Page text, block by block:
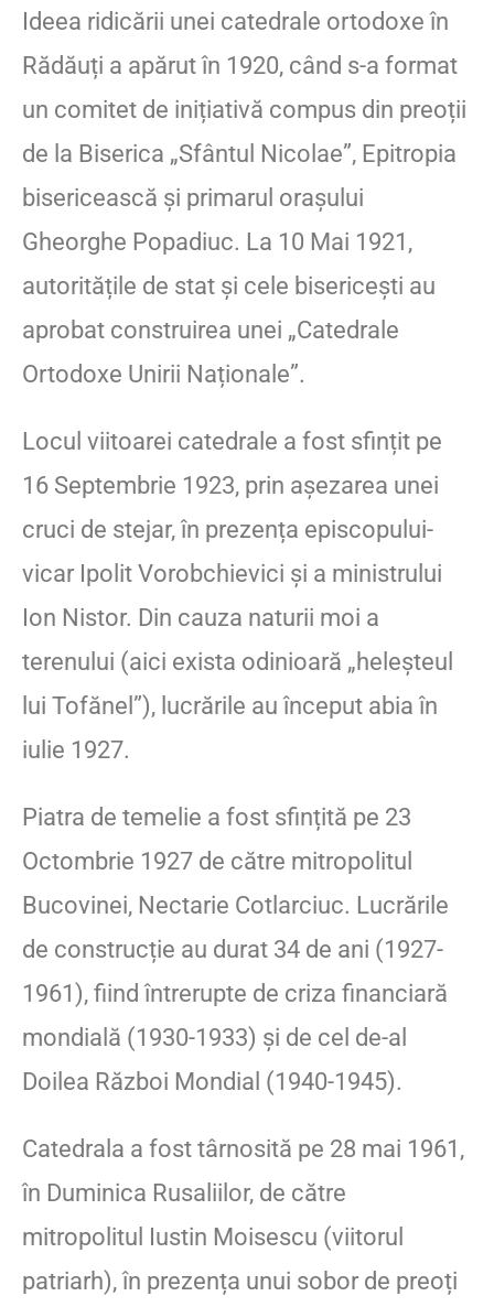
Ideea ridicării unei catedrale ortodoxe în
Rădăuți a apărut în 1920, când s-a format
un comitet de inițiativă compus din preoții
de la Biserica „Sfântul Nicolae”, Epitropia
bisericească și primarul orașului
Gheorghe Popadiuc. La 10 Mai 1921,
autoritățile de stat și cele bisericești au
aprobat construirea unei „Catedrale
Ortodoxe Unirii Naționale”.
Locul viitoarei catedrale a fost sfințit pe
16 Septembrie 1923, prin așezarea unei
cruci de stejar, în prezența episcopului-
vicar Ipolit Vorobchievici și a ministrului
Ion Nistor. Din cauza naturii moi a
terenului (aici exista odinioară „heleșteul
lui Tofănel”), lucrările au început abia în
iulie 1927.
Piatra de temelie a fost sfințită pe 23
Octombrie 1927 de către mitropolitul
Bucovinei, Nectarie Cotlarciuc. Lucrările
de construcție au durat 34 de ani (1927-
1961), fiind întrerupte de criza financiară
mondială (1930-1933) și de cel de-al
Doilea Război Mondial (1940-1945).
Catedrala a fost târnosită pe 28 mai 1961,
în Duminica Rusaliilor, de către
mitropolitul Iustin Moisescu (viitorul
patriarh), în prezența unui sobor de preoți